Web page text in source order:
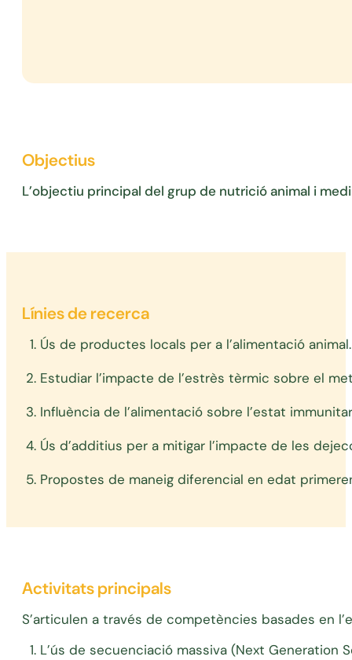
Objectius
L’objectiu principal del grup de nutrició animal i
Línies de recerca
Ús de productes locals per a l’alimentació animal.
Estudiar l’impacte de l’estrès tèrmic sobre el
Influència de l’alimentació sobre l’estat
Ús d’additius per a mitigar l’impacte de les
Propostes de maneig diferencial en edat
Activitats principals
S’articulen a través de competències basades en
L’ús de secuenciació massiva (Next